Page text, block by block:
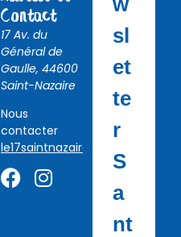
Contact
17 Av. du
Général de
Gaulle, 44600
Saint-Nazaire
Nous
contacter
le17saintnazaire@gmail.com
sl
et
te
r
S
a
nt